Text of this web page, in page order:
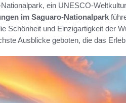
ein UNESCO-
im Saguaro-Nationalpark
Schönheit und Einzigartigkeit der
Ausblicke geboten, die das